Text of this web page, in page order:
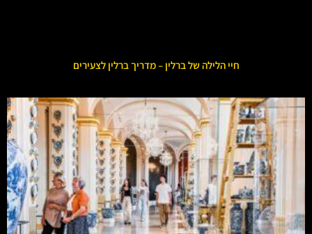
חיי הלילה של ברלין – מדריך ברלין לצעירים